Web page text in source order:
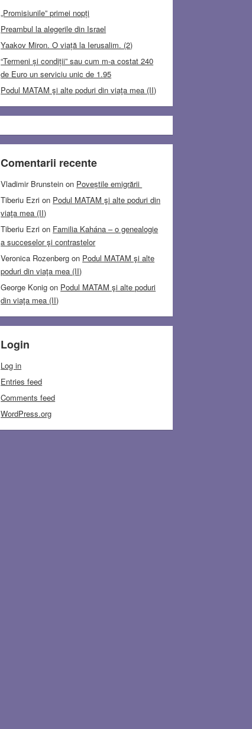
„Promisiunile” primei nopți
Preambul la alegerile din Israel
Yaakov Miron. O viață la Ierusalim. (2)
“Termeni și condiții” sau cum m-a costat 240
de Euro un serviciu unic de 1.95
Podul MATAM şi alte poduri din viaţa mea (II)
Comentarii recente
Vladimir Brunstein on Poveștile emigrării
Tiberiu Ezri on Podul MATAM şi alte poduri din
viaţa mea (II)
Tiberiu Ezri on Familia Kahána – o genealogie
a succeselor şi contrastelor
Veronica Rozenberg on Podul MATAM şi alte
poduri din viaţa mea (II)
George Konig on Podul MATAM şi alte poduri
din viaţa mea (II)
Login
Log in
Entries feed
Comments feed
WordPress.org